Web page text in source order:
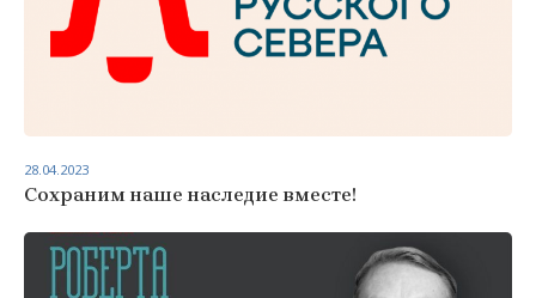
Сохраним наше наследие вместе!
28.04.2023